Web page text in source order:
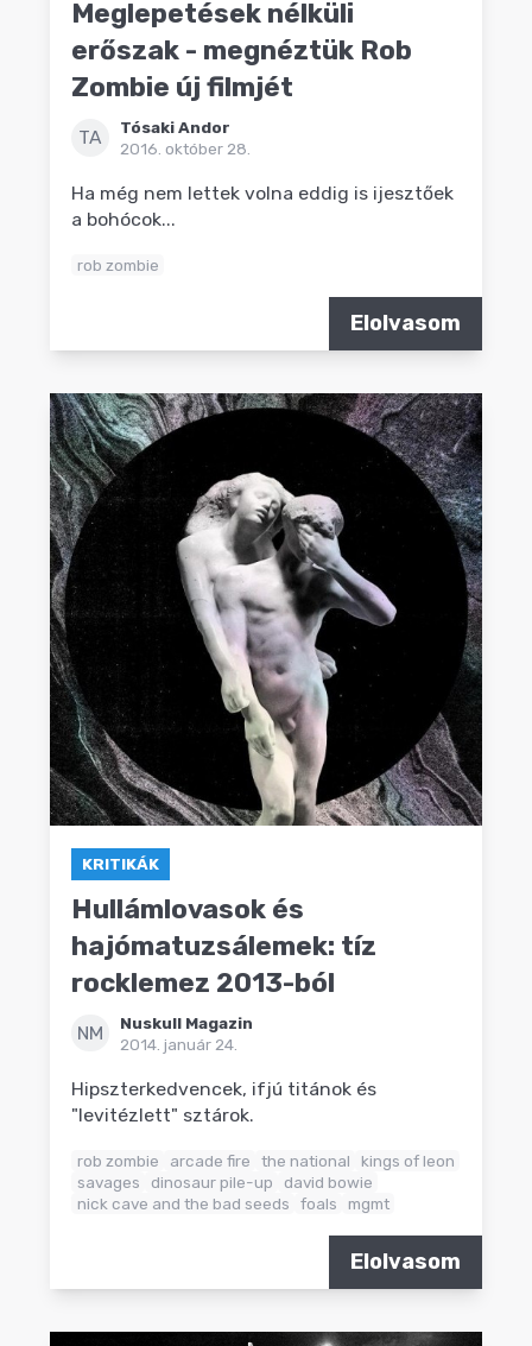
Meglepetések nélküli
erőszak - megnéztük Rob
Zombie új filmjét
TA
Tósaki Andor
2016. október 28.
Ha még nem lettek volna eddig is ijesztőek
a bohócok...
rob zombie
Elolvasom
KRITIKÁK
Hullámlovasok és
hajómatuzsálemek: tíz
rocklemez 2013-ból
NM
Nuskull Magazin
2014. január 24.
Hipszterkedvencek, ifjú titánok és
"levitézlett" sztárok.
rob zombie arcade fire the national
kings of leon
savages
dinosaur pile-up
david bowie
nick cave and the bad seeds
foals mgmt
Elolvasom